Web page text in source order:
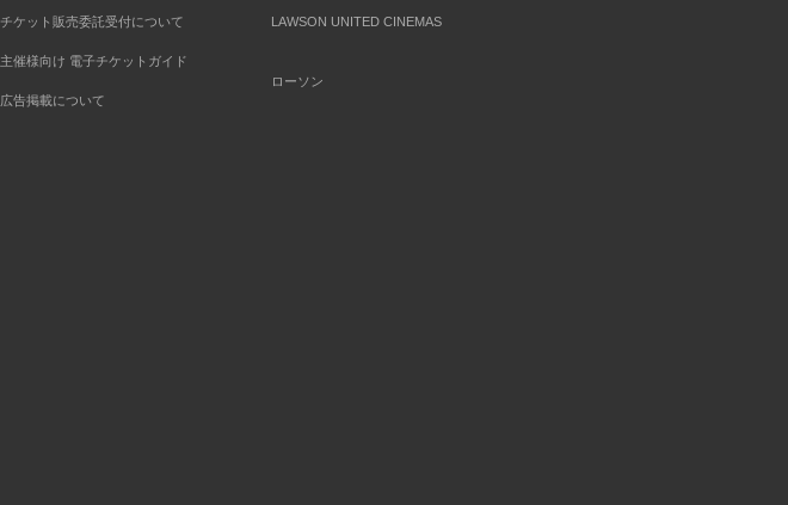
チケット販売委託受付について
主催様向け 電子チケットガイド
広告掲載について
LAWSON UNITED CINEMAS
ローソン